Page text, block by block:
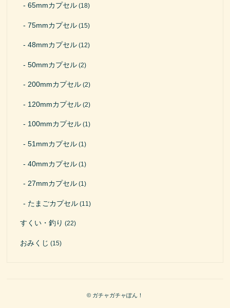
65mmカプセル (18)
75mmカプセル (15)
48mmカプセル (12)
50mmカプセル (2)
200mmカプセル (2)
120mmカプセル (2)
100mmカプセル (1)
51mmカプセル (1)
40mmカプセル (1)
27mmカプセル (1)
たまごカプセル (11)
すくい・釣り (22)
おみくじ (15)
© ガチャガチャぽん！